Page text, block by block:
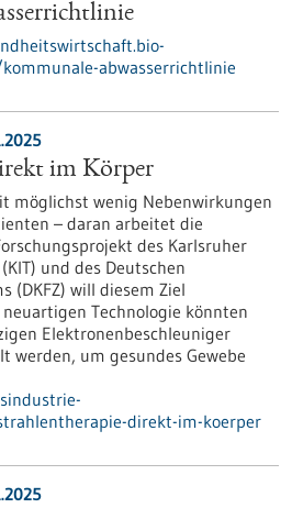
abwasserrichtlinie
im Körper
möglichst wenig Nebenwirkungen
– daran arbeitet die
des Karlsruher
und des Deutschen
(DKFZ) will diesem Ziel
Technologie könnten
Elektronenbeschleuniger
werden, um gesundes Gewebe
direkt-im-koerper